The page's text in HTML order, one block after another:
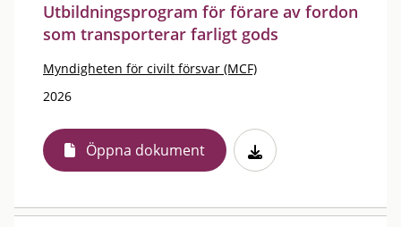
Utbildningsprogram för förare av fordon
som transporterar farligt gods
Myndigheten för civilt försvar (MCF)
2026
Öppna dokument